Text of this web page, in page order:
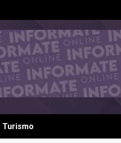
Turismo